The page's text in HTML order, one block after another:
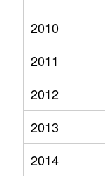
2010
2011
2012
2013
2014